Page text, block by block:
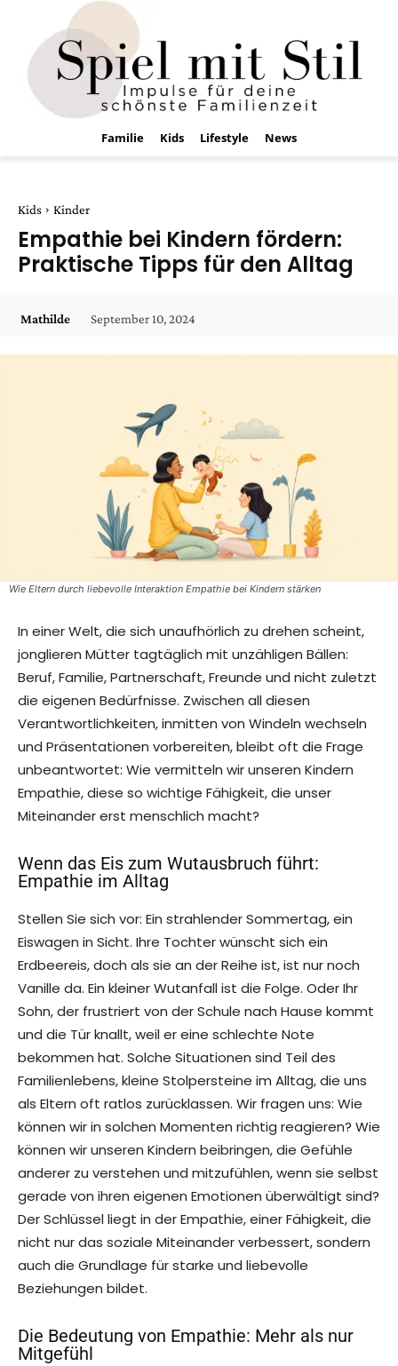
Familie Kids Lifestyle News
Kids Kinder
Empathie bei Kindern fördern:
Praktische Tipps für den Alltag
Mathilde September 10, 2024
Wie Eltern durch liebevolle Interaktion Empathie bei Kindern stärken
In einer Welt, die sich unaufhörlich zu drehen scheint,
jonglieren Mütter tagtäglich mit unzähligen Bällen:
Beruf, Familie, Partnerschaft, Freunde und nicht zuletzt
die eigenen Bedürfnisse. Zwischen all diesen
Verantwortlichkeiten, inmitten von Windeln wechseln
und Präsentationen vorbereiten, bleibt oft die Frage
unbeantwortet: Wie vermitteln wir unseren Kindern
Empathie, diese so wichtige Fähigkeit, die unser
Miteinander erst menschlich macht?
Wenn das Eis zum Wutausbruch führt:
Empathie im Alltag
Stellen Sie sich vor: Ein strahlender Sommertag, ein
Eiswagen in Sicht. Ihre Tochter wünscht sich ein
Erdbeereis, doch als sie an der Reihe ist, ist nur noch
Vanille da. Ein kleiner Wutanfall ist die Folge. Oder Ihr
Sohn, der frustriert von der Schule nach Hause kommt
und die Tür knallt, weil er eine schlechte Note
bekommen hat. Solche Situationen sind Teil des
Familienlebens, kleine Stolpersteine im Alltag, die uns
als Eltern oft ratlos zurücklassen. Wir fragen uns: Wie
können wir in solchen Momenten richtig reagieren? Wie
können wir unseren Kindern beibringen, die Gefühle
anderer zu verstehen und mitzufühlen, wenn sie selbst
gerade von ihren eigenen Emotionen überwältigt sind?
Der Schlüssel liegt in der Empathie, einer Fähigkeit, die
nicht nur das soziale Miteinander verbessert, sondern
auch die Grundlage für starke und liebevolle
Beziehungen bildet.
Die Bedeutung von Empathie: Mehr als nur
Mitgefühl